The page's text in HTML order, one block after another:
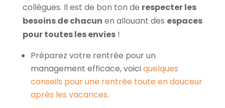
collègues. Il est de bon ton de respecter les
besoins de chacun en allouant des espaces
pour toutes les envies!
Préparez votre rentrée pour un
management efficace, voiciquelques
conseils pour une rentrée toute en douceur
après les vacances.